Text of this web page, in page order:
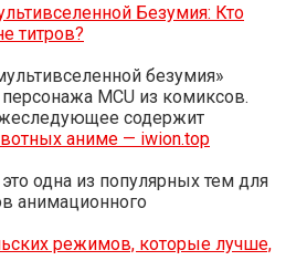
Безумия: Кто
титров?
безумия»
MCU из комиксов.
содержит
аниме — iwion.top
одна из популярных тем для
анимационного
режимов, которые лучше,